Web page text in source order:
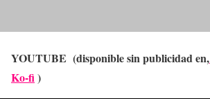
YOUTUBE (disponible sin publicidad en,
Ko-fi)